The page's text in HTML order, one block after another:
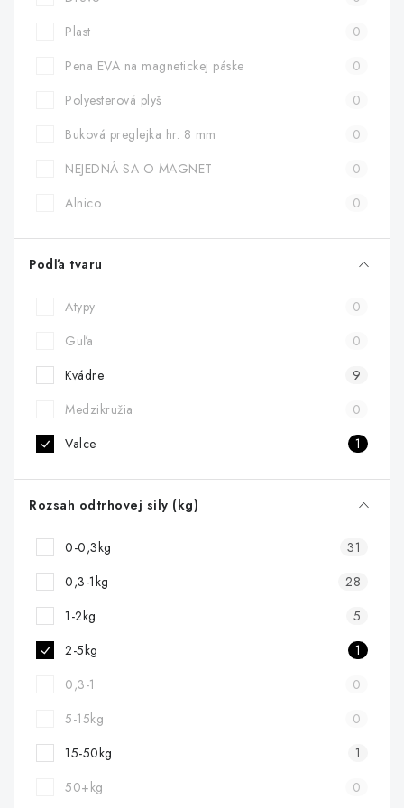
Plast
0
Pena EVA na magnetickej páske
0
Polyesterová plyš
0
Buková preglejka hr. 8 mm
0
NEJEDNÁ SA O MAGNET
0
Alnico
0
Podľa tvaru
Atypy
0
Guľa
0
Kvádre
9
Medzikružia
0
Valce
1
Rozsah odtrhovej sily (kg)
0-0,3kg
31
0,3-1kg
28
1-2kg
5
2-5kg
1
0,3-1
0
5-15kg
0
15-50kg
1
50+kg
0